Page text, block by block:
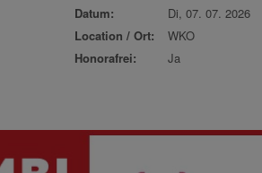
Datum:
Di, 07. 07. 2026
Location / Ort:
WKO
Honorafrei:
Ja